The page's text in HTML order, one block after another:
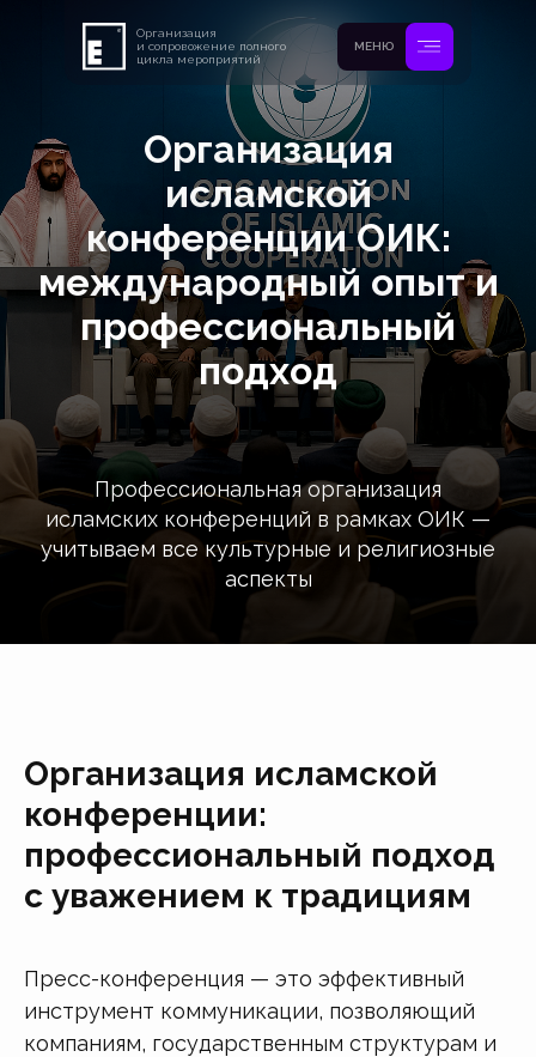
МЕНЮ
Организация
и сопровожение полного
цикла мероприятий
Организация
исламской
конференции ОИК:
международный опыт и
профессиональный
подход
Профессиональная организация
исламских конференций в рамках ОИК —
учитываем все культурные и религиозные
аспекты
Организация исламской
конференции:
профессиональный подход
с уважением к традициям
Пресс-конференция — это эффективный
инструмент коммуникации, позволяющий
компаниям, государственным структурам и